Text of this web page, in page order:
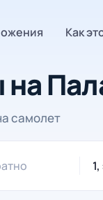
Как
самолет